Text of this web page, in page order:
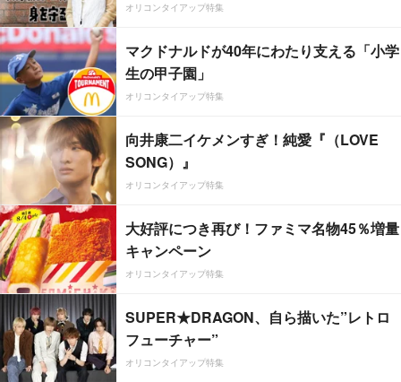
オリコンタイアップ特集
マクドナルドが40年にわたり支える「小学
生の甲子園」
オリコンタイアップ特集
向井康二イケメンすぎ！純愛『（LOVE
SONG）』
オリコンタイアップ特集
大好評につき再び！ファミマ名物45％増量
キャンペーン
オリコンタイアップ特集
SUPER★DRAGON、自ら描いた”レトロ
フューチャー”
オリコンタイアップ特集